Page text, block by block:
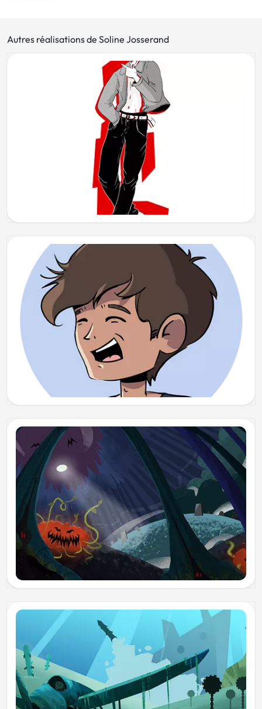
Autres réalisations de Soline Josserand